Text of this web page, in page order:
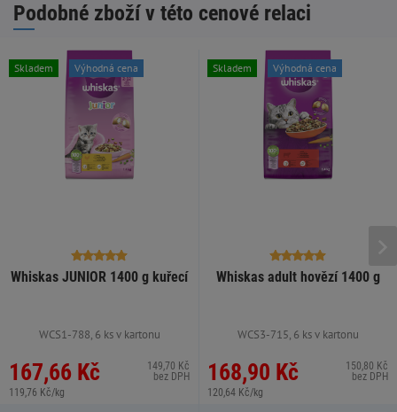
Podobné zboží v této cenové relaci
Whiskas JUNIOR 1400 g kuřecí
WCS1-788, 6 ks v kartonu
167,66 Kč
119,76 Kč/kg
149,70 Kč
bez DPH
Skladem Výhodná cena
Whiskas adult hovězí 1400 g
WCS3-715, 6 ks v kartonu
168,90 Kč
120,64 Kč/kg
150,80 Kč
bez DPH
Skladem Výhodná cena